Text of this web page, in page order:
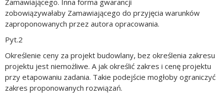
Zamawiającego. Inna forma gwarancji
zobowiązywałaby Zamawiającego do przyjęcia warunków
zaproponowanych przez autora opracowania.
Pyt.2
Określenie ceny za projekt budowlany, bez określenia zakresu
projektu jest niemożliwe. A jak określić zakres i cenę projektu
przy etapowaniu zadania. Takie podejście mogłoby ograniczyć
zakres proponowanych rozwiązań.